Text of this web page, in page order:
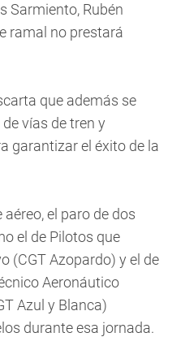
Sarmiento, Rubén
ramal no prestará
que además se
vías de tren y
garantizar el éxito de la
el paro de dos
el de Pilotos que
(CGT Azopardo) y el de
Aeronáutico
Azul y Blanca)
durante esa jornada.